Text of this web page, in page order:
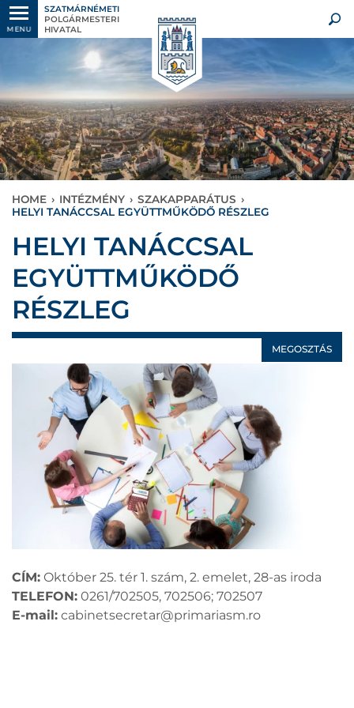
MENU
SZATMÁRNÉMETI
POLGÁRMESTERI
HIVATAL
HOME › INTÉZMÉNY › SZAKAPPARÁTUS ›
HELYI TANÁCCSAL EGYÜTTMŰKÖDŐ RÉSZLEG
HELYI TANÁCCSAL
EGYÜTTMŰKÖDŐ
RÉSZLEG
MEGOSZTÁS
CÍM: Október 25. tér 1. szám, 2. emelet, 28-as iroda
TELEFON: 0261/702505, 702506; 702507
E-mail: cabinetsecretar@primariasm.ro